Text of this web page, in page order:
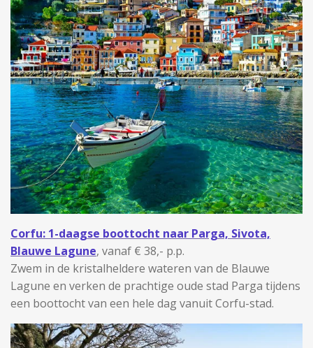
Corfu: 1-daagse boottocht naar Parga, Sivota,
Blauwe Lagune, vanaf € 38,- p.p.
Zwem in de kristalheldere wateren van de Blauwe
Lagune en verken de prachtige oude stad Parga tijdens
een boottocht van een hele dag vanuit Corfu-stad.